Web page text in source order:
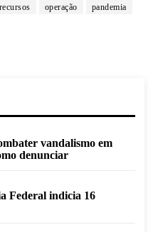
operação
pandemia
vandalismo em
denunciar
Federal indicia 16